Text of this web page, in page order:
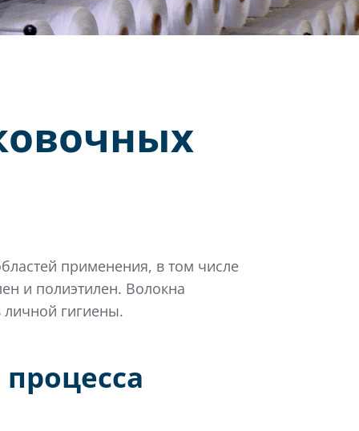
применения, в том числе
и полиэтилен. Волокна
личной гигиены.